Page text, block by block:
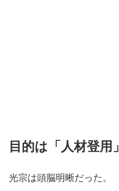
目的は「人材登用」
光宗は頭脳明晰だった。